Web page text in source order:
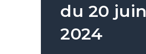
du 20 juin
2024